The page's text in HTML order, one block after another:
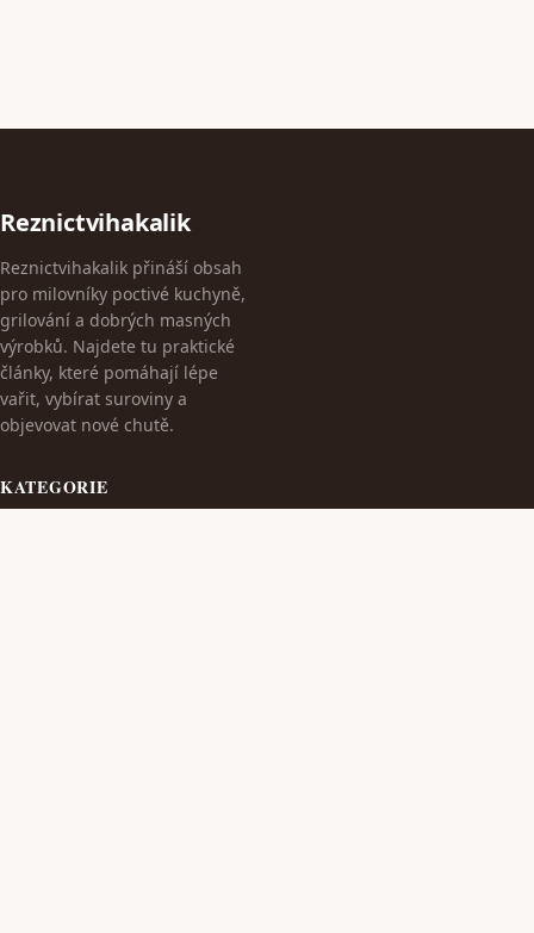
Reznictvihakalik
Reznictvihakalik přináší obsah
pro milovníky poctivé kuchyně,
grilování a dobrých masných
výrobků. Najdete tu praktické
články, které pomáhají lépe
vařit, vybírat suroviny a
objevovat nové chutě.
KATEGORIE